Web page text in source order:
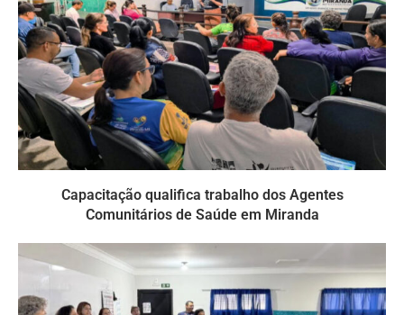
Capacitação qualifica trabalho dos Agentes
Comunitários de Saúde em Miranda